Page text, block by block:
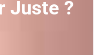
Juste ?